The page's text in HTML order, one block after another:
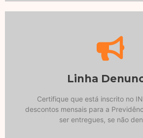
Linha
Certifique que está inscrito no
descontos mensais para a
ser entregues, se não
800-2008
Certifique que está inscrito no
ser entregues, se não